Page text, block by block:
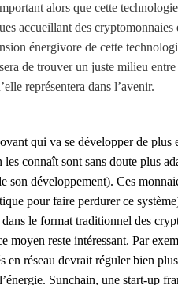
alors que cette technologie
accueillant des
énergivore de cette
de trouver un juste milieu
représentera dans l’avenir.
qui va se développer de plus
connaît sont sans doute plus
son développement). Ces
pour faire perdurer ce
le format traditionnel des
moyen reste intéressant. Par
en réseau devrait réguler bien
Sunchain, une start-up